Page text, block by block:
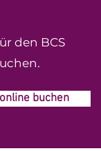
den BCS
buchen